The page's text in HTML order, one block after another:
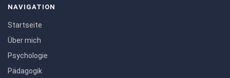
NAVIGATION
Startseite
Über mich
Psychologie
Pädagogik